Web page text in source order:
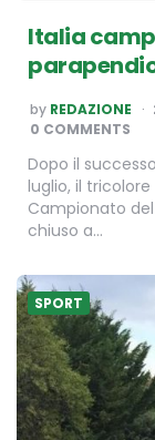
Italia
POSTED
BY
by REDAZIONE
0 COMMENTS
Dopo il
luglio, il
Campionato
chiuso a…
SPORT